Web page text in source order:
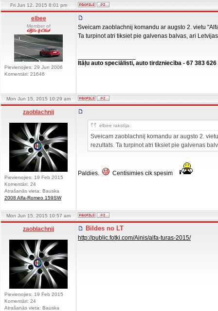
Fri Jun 12, 2015 8:01 pm
elbee
Member of
Pievienojies: 29 Jun 2006
Komentāri: 21646
Sveicam zaoblachnij komandu ar augsto 2. vietu
Ta turpinot atri tiksiet pie galvenas balvas, ari
Itāļu auto speciālisti, auto tirdzniecība - 67 383 626
Mon Jun 15, 2015 10:29 am
zaoblachnij
Pievienojies: 19 Feb 2015
Komentāri: 24
Atrašanās vieta: Bauska
2008 Alfa-Romeo 159SW
elbee rakstīja:
Sveicam zaoblachnij komandu ar augsto 2.
rezultats. Ta turpinot atri tiksiet pie galvenas
Paldies. Centīsimies cik spesim
Mon Jun 15, 2015 10:57 am
zaoblachnij
Pievienojies: 19 Feb 2015
Komentāri: 24
Atrašanās vieta: Bauska
Bildes no LT
http://public.fotki.com/Ainis/alfa-turas-2015/